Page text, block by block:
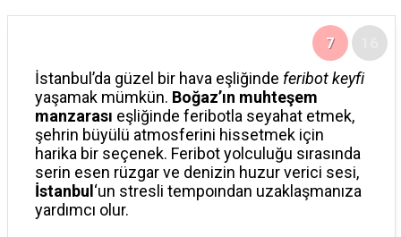
7
İstanbul’da güzel bir hava eşliğinde feribot keyfi
yaşamak mümkün. Boğaz’ın muhteşem
manzarası eşliğinde feribotla seyahat etmek,
şehrin büyülü atmosferini hissetmek için
harika bir seçenek. Feribot yolculuğu sırasında
serin esen rüzgar ve denizin huzur verici sesi,
İstanbul ‘un stresli tempoından uzaklaşmanıza
yardımcı olur.